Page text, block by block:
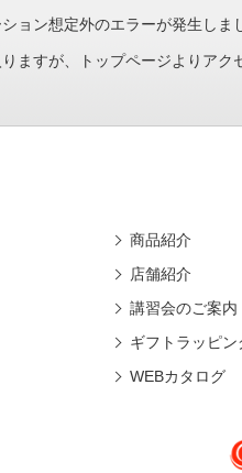
ョン想定外のエラーが発生し
ますが、トップページよりアク
商品紹介
店舗紹介
講習会のご案内
ギフトラッピン
WEBカタログ